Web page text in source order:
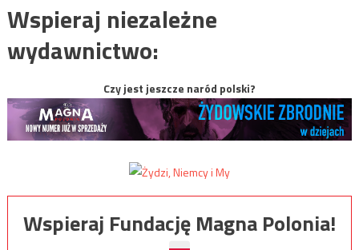
Wspieraj niezależne
wydawnictwo:
Czy jest jeszcze naród polski?
Wspieraj Fundację Magna Polonia!